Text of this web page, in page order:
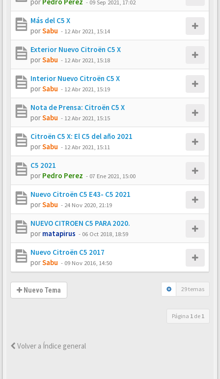
- 09 Sep 2021, 17:02
Más del C5 X
porSabu - 12 Abr 2021, 15:14
Exterior Nuevo Citroën C5 X
porSabu - 12 Abr 2021, 15:18
Interior Nuevo Citroën C5 X
porSabu - 12 Abr 2021, 15:19
Nota de Prensa: Citroën C5 X
porSabu - 12 Abr 2021, 15:15
Citroën C5 X: El C5 del año 2021
porSabu - 12 Abr 2021, 15:11
C5 2021
por Pedro Perez - 07 Ene 2021, 15:00
Nuevo Citroën C5 E43- C5 2021
porSabu - 24 Nov 2020, 21:19
NUEVO CITROEN C5 PARA 2020.
por matapirus - 06 Oct 2018, 18:59
Nuevo Citroën C5 2017
porSabu - 09 Nov 2016, 14:50
Nuevo Tema 29 temas
Página 1 de 1
Volver a Índice general